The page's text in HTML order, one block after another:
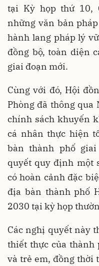
tại Kỳ họp thứ 10,
những văn bản
hành lang pháp lý
đồng bộ, toàn diện
giai đoạn mới.
Cùng với đó, Hội
Phòng đã thông
chính sách khuyến
cá nhân thực hiện
bàn thành phố
quyết quy định một
có hoàn cảnh đặc
địa bàn thành phố
2030 tại kỳ họp
Các nghị quyết này
thiết thực của thành
và trẻ em, đồng thời